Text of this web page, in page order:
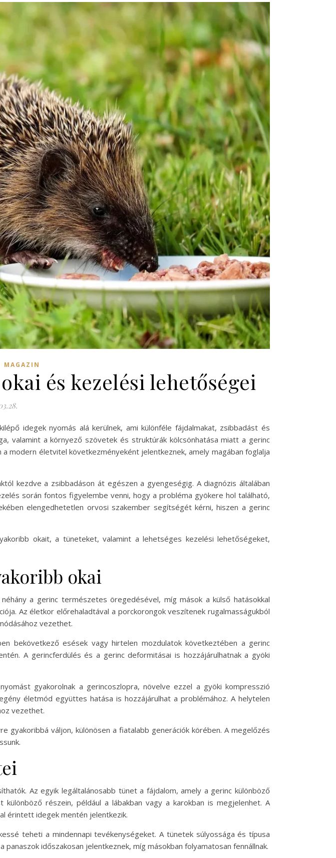
MAGAZIN
és kezelési lehetőségei
idegek nyomás alá kerülnek, ami különféle fájdalmakat, zsibbadást és
valamint a környező szövetek és struktúrák kölcsönhatása miatt a gerinc
modern életvitel következményeként jelentkeznek, amely magában foglalja
kezdve a zsibbadáson át egészen a gyengeségig. A diagnózis általában
során fontos figyelembe venni, hogy a probléma gyökere hol található,
elengedhetetlen orvosi szakember segítségét kérni, hiszen a gerinc
okait, a tüneteket, valamint a lehetséges kezelési lehetőségeket,
okai
a gerinc természetes öregedésével, míg mások a külső hatásokkal
Az életkor előrehaladtával a porckorongok veszítenek rugalmasságukból
vezethet.
bekövetkező esések vagy hirtelen mozdulatok következtében a gerinc
A gerincferdülés és a gerinc deformitásai is hozzájárulhatnak a gyöki
gyakorolnak a gerincoszlopra, növelve ezzel a gyöki kompresszió
életmód együttes hatása is hozzájárulhat a problémához. A helytelen
vezethet.
gyakoribbá váljon, különösen a fiatalabb generációk körében. A megelőzés
Az egyik legáltalánosabb tünet a fájdalom, amely a gerinc különböző
részein, például a lábakban vagy a karokban is megjelenhet. A
érintett idegek mentén jelentkezik.
teheti a mindennapi tevékenységeket. A tünetek súlyossága és típusa
időszakosan jelentkeznek, míg másokban folyamatosan fennállnak.